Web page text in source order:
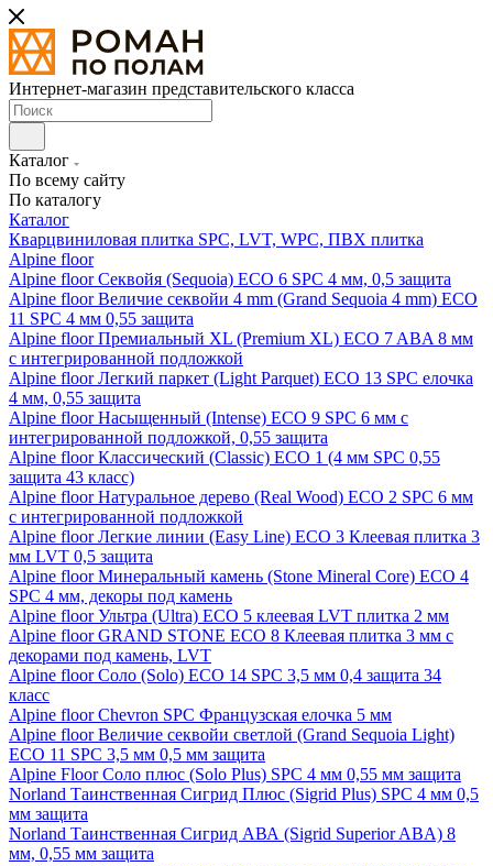
Интернет-магазин представительского класса
Каталог
По всему сайту
По каталогу
Каталог
Кварцвиниловая плитка SPC, LVT, WPC, ПВХ плитка
Alpine floor
Alpine floor Секвойя (Sequoia) ECO 6 SPC 4 мм, 0,5 защита
Alpine floor Величие секвойи 4 mm (Grand Sequoia 4 mm) ECO
11 SPC 4 мм 0,55 защита
Alpine floor Премиальный XL (Premium XL) ECO 7 ABA 8 мм
с интегрированной подложкой
Alpine floor Легкий паркет (Light Parquet) ECO 13 SPC елочка
4 мм, 0,55 защита
Alpine floor Насыщенный (Intense) ECO 9 SPC 6 мм с
интегрированной подложкой, 0,55 защита
Alpine floor Классический (Classic) ECO 1 (4 мм SPC 0,55
защита 43 класс)
Alpine floor Натуральное дерево (Real Wood) ECO 2 SPC 6 мм
с интегрированной подложкой
Alpine floor Легкие линии (Easy Line) ECO 3 Клеевая плитка 3
мм LVT 0,5 защита
Alpine floor Минеральный камень (Stone Mineral Core) ECO 4
SPC 4 мм, декоры под камень
Alpine floor Ультра (Ultra) ECO 5 клеевая LVT плитка 2 мм
Alpine floor GRAND STONE ECO 8 Клеевая плитка 3 мм с
декорами под камень, LVT
Alpine floor Соло (Solo) ECO 14 SPC 3,5 мм 0,4 защита 34
класс
Alpine floor Chevron SPC Французская елочка 5 мм
Alpine floor Величие секвойи светлой (Grand Sequoia Light)
ECO 11 SPC 3,5 мм 0,5 мм защита
Alpine Floor Соло плюс (Solo Plus) SPC 4 мм 0,55 мм защита
Norland Таинственная Сигрид Плюс (Sigrid Plus) SPC 4 мм 0,5
мм защита
Norland Таинственная Сигрид АВА (Sigrid Superior ABA) 8
мм, 0,55 мм защита